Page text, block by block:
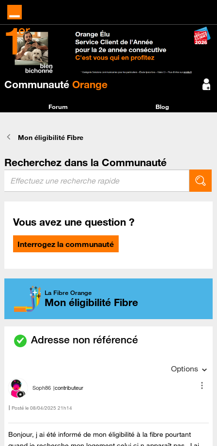
Communauté Orange
Forum Blog
Mon éligibilité Fibre
Recherchez dans la Communauté
Vous avez une question ?
Interrogez la communauté
La Fibre Orange
Mon éligibilité Fibre
Adresse non référencé
Options
Soph86 contributeur
Posté le ‎08/04/2025 21h14
Bonjour, j ai été informé de mon éligibilité à la fibre pourtant